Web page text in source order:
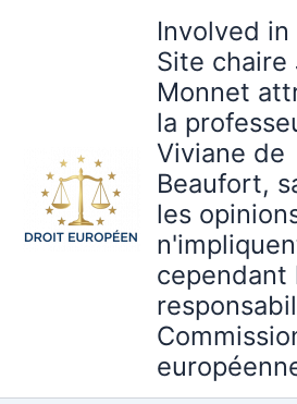
Involved in
Site chaire
Monnet
la
Viviane de
Beaufort,
les
cependant